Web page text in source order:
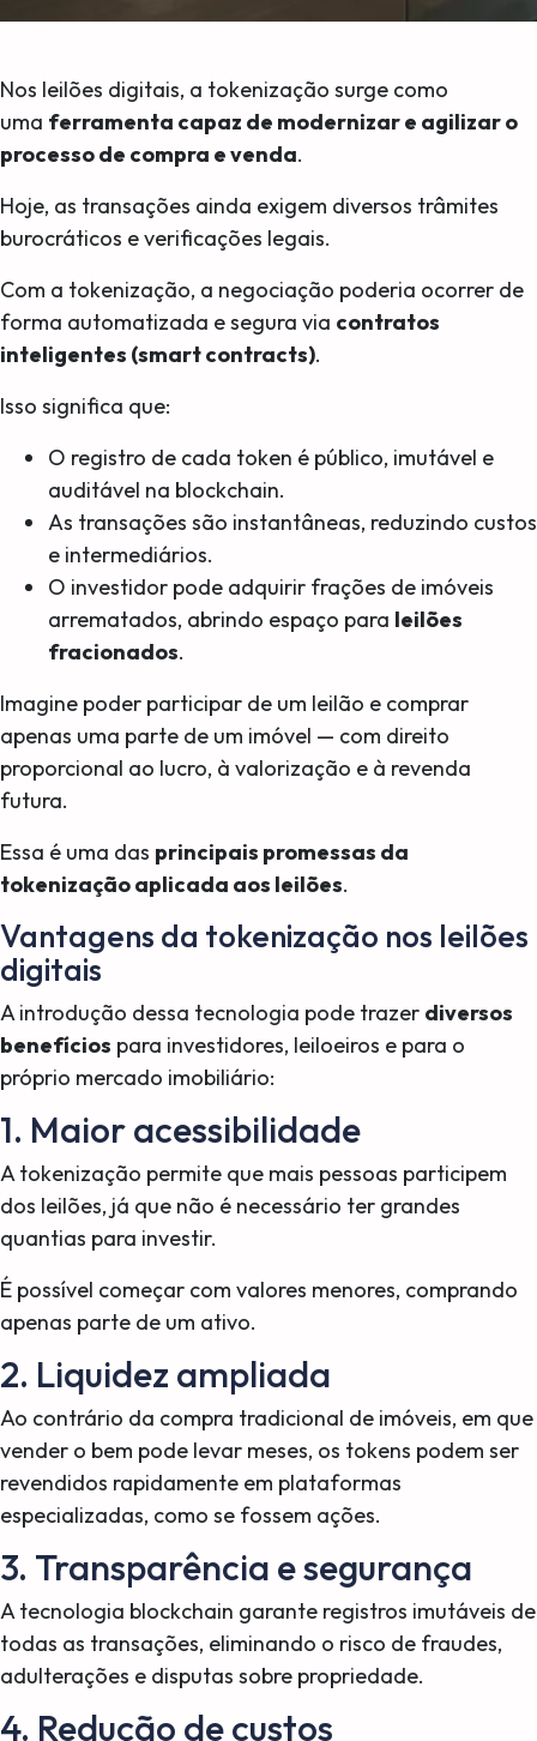
Nos leilões digitais, a tokenização surge como
uma ferramenta capaz de modernizar e agilizar o
processo de compra e venda.
Hoje, as transações ainda exigem diversos trâmites
burocráticos e verificações legais.
Com a tokenização, a negociação poderia ocorrer de
forma automatizada e segura via contratos
inteligentes (smart contracts).
Isso significa que:
O registro de cada token é público, imutável e
auditável na blockchain.
As transações são instantâneas, reduzindo custos
e intermediários.
O investidor pode adquirir frações de imóveis
arrematados, abrindo espaço para leilões
fracionados.
Imagine poder participar de um leilão e comprar
apenas uma parte de um imóvel — com direito
proporcional ao lucro, à valorização e à revenda
futura.
Essa é uma das principais promessas da
tokenização aplicada aos leilões.
Vantagens da tokenização nos leilões
digitais
A introdução dessa tecnologia pode trazer diversos
benefícios para investidores, leiloeiros e para o
próprio mercado imobiliário:
1. Maior acessibilidade
A tokenização permite que mais pessoas participem
dos leilões, já que não é necessário ter grandes
quantias para investir.
É possível começar com valores menores, comprando
apenas parte de um ativo.
2. Liquidez ampliada
Ao contrário da compra tradicional de imóveis, em que
vender o bem pode levar meses, os tokens podem ser
revendidos rapidamente em plataformas
especializadas, como se fossem ações.
3. Transparência e segurança
A tecnologia blockchain garante registros imutáveis de
todas as transações, eliminando o risco de fraudes,
adulterações e disputas sobre propriedade.
4. Redução de custos